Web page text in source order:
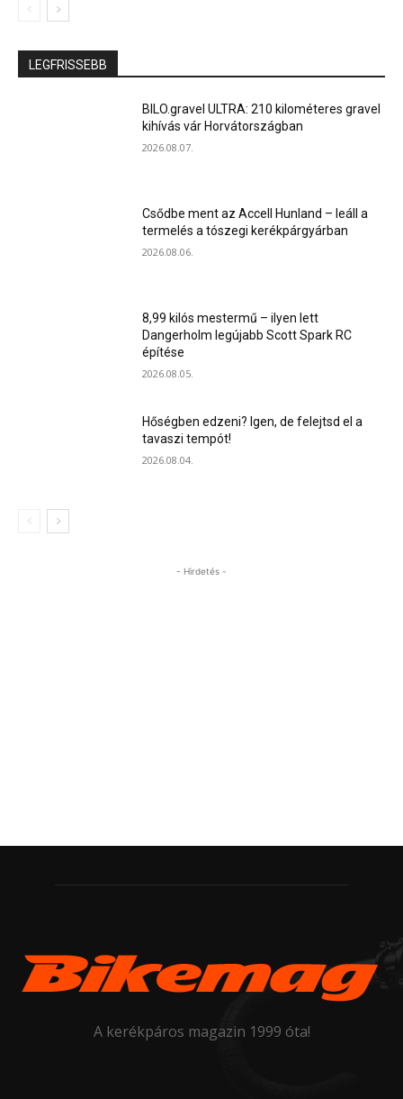
LEGFRISSEBB
BILO.gravel ULTRA: 210 kilométeres gravel
kihívás vár Horvátországban
2026.08.07.
Csődbe ment az Accell Hunland – leáll a
termelés a tószegi kerékpárgyárban
2026.08.06.
8,99 kilós mestermű – ilyen lett
Dangerholm legújabb Scott Spark RC
építése
2026.08.05.
Hőségben edzeni? Igen, de felejtsd el a
tavaszi tempót!
2026.08.04.
- Hirdetés -
A kerékpáros magazin 1999 óta!